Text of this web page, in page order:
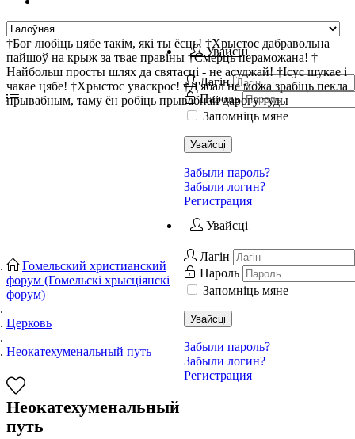
†Бог любіць цябе такім, які ты ёсць! †Хрыстос дабравольна
пайшоў на крыж за твае правіны †Смерць пераможана! †
Найбольш просты шлях да святасці - не асуджай! †Ісус шукае і
чакае цябе! †Хрыстос уваскрос! †Д'ябал не можа зрабіць пекла
прывабным, таму ён робіць прывабнай дарогу туды
Увайсці
Лагін
Пароль
Запомніць мяне
Увайсці
Забыли пароль?
Забыли логин?
Регистрация
Увайсці
Лагін
Пароль
Запомніць мяне
Увайсці
Забыли пароль?
Забыли логин?
Регистрация
Гомельский христианский
форум (Гомельскі хрысціянскі
форум)
Церковь
Неокатехуменальный путь
Неокатехуменальный
путь